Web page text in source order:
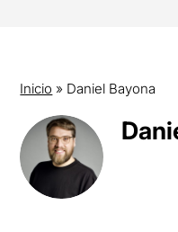
Inicio » Daniel Bayona